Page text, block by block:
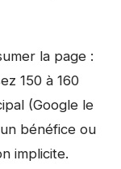
la page :
150 à 160
(Google le
bénéfice ou
implicite.